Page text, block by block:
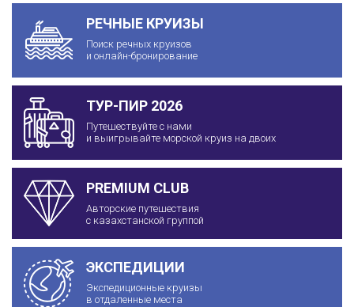
РЕЧНЫЕ КРУИЗЫ
Поиск речных круизов
и онлайн-бронирование
ТУР-ПИР 2026
Путешествуйте с нами
и выигрывайте морской круиз на двоих
PREMIUM CLUB
Авторские путешествия
с казахстанской группой
ЭКСПЕДИЦИИ
Экспедиционные круизы
в отдаленные места